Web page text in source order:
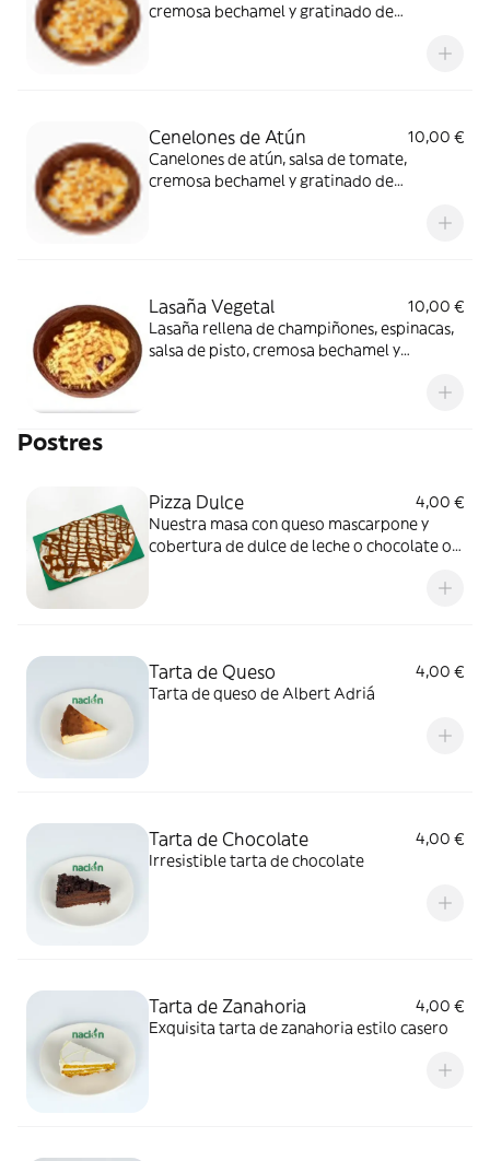
cremosa bechamel y gratinado de
Cenelones de Atún
10,00 €
Canelones de atún, salsa de tomate,
cremosa bechamel y gratinado de
Lasaña Vegetal
10,00 €
Lasaña rellena de champiñones, espinacas,
salsa de pisto, cremosa bechamel y
Postres
Pizza Dulce
4,00 €
Nuestra masa con queso mascarpone y
cobertura de dulce de leche o chocolate o
Tarta de Queso
4,00 €
Tarta de queso de Albert Adriá
Tarta de Chocolate
4,00 €
Irresistible tarta de chocolate
Tarta de Zanahoria
4,00 €
Exquisita tarta de zanahoria estilo casero